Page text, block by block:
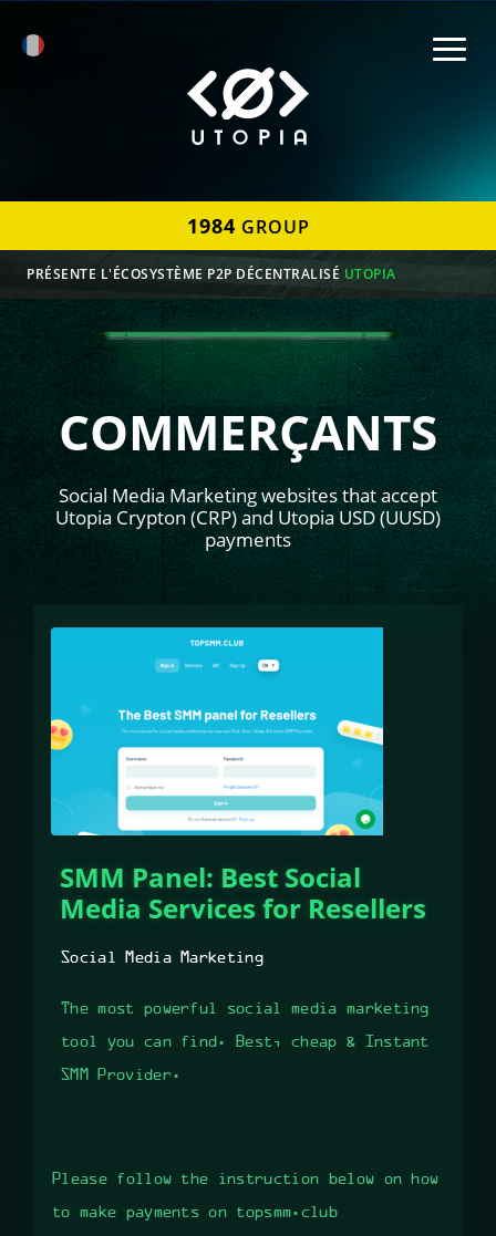
1984 GROUP
PRÉSENTE L'ÉCOSYSTÈME P2P DÉCENTRALISÉ UTOPIA
COMMERÇANTS
Social Media Marketing websites that accept
Utopia Crypton (CRP) and Utopia USD (UUSD)
payments
SMM Panel: Best Social
Media Services for Resellers
Social Media Marketing
The most powerful social media marketing
tool you can find. Best, cheap & Instant
SMM Provider.
Please follow the instruction below on how
to make payments on topsmm.club